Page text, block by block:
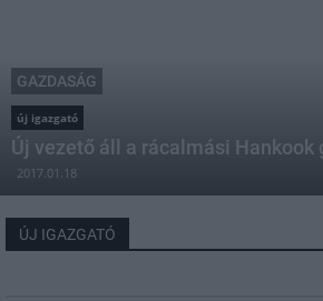
GAZDASÁG
új igazgató
Új vezető áll a rácalmási Hankook
2017.01.18
ÚJ IGAZGATÓ